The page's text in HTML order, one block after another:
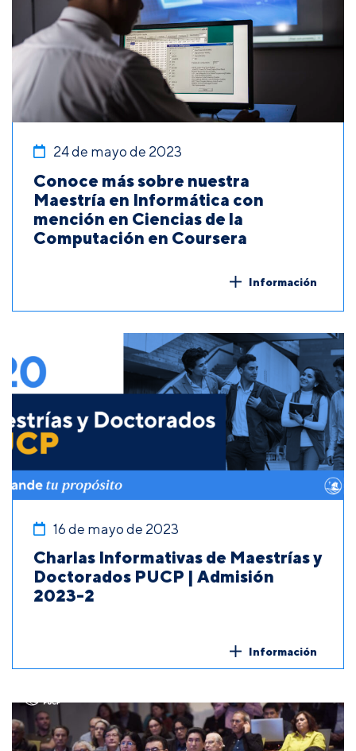
24 de mayo de 2023
Conoce más sobre nuestra
Maestría en Informática con
mención en Ciencias de la
Computación en Coursera
Información
16 de mayo de 2023
Charlas Informativas de Maestrías y
Doctorados PUCP | Admisión
2023-2
Información